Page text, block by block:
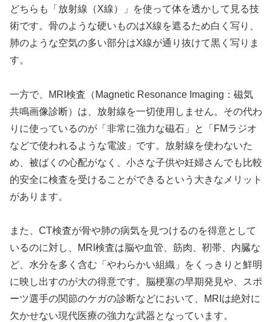
どちらも「放射線（X線）」を使って体を透かして見る技
術です。骨のような硬いものはX線を遮るため白く写り、
肺のような空気の多い部分はX線が通り抜けて黒く写りま
す。
一方で、MRI検査（Magnetic Resonance Imaging：磁気
共鳴画像診断）は、放射線を一切使用しません。その代わ
りに使っているのが「非常に強力な磁石」と「FMラジオ
などで使われるような電波」です。放射線を使わないた
め、被ばくの心配がなく、小さな子供や妊婦さんでも比較
的安全に検査を受けることができるという大きなメリット
があります。
また、CT検査が骨や肺の病気を見つけるのを得意として
いるのに対し、MRI検査は脳や血管、筋肉、靭帯、内臓な
ど、水分を多く含む「やわらかい組織」をくっきりと鮮明
に映し出すのが大の得意です。脳梗塞の早期発見や、スポ
ーツ選手の関節のケガの診断などにおいて、MRIは絶対に
欠かせない現代医療の強力な武器となっています。